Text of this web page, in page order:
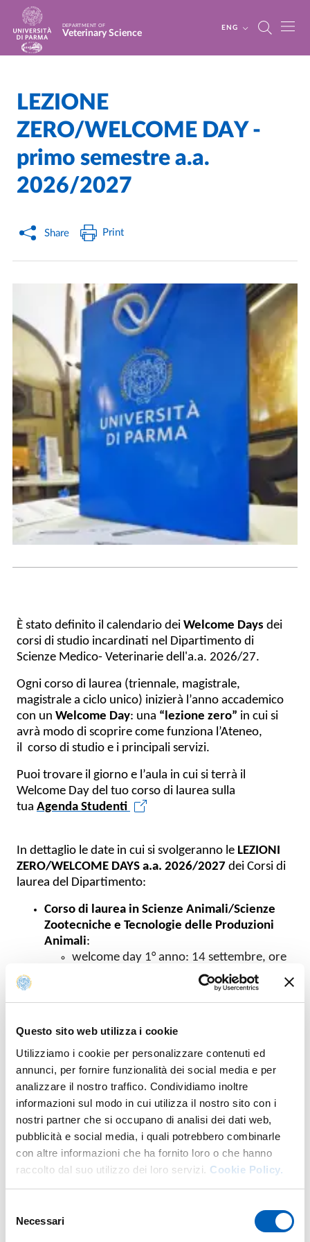
Questo sito web utilizza i cookie
Utilizziamo i cookie per personalizzare contenuti ed
annunci, per fornire funzionalità dei social media e per
analizzare il nostro traffico. Condividiamo inoltre
informazioni sul modo in cui utilizza il nostro sito con i
nostri partner che si occupano di analisi dei dati web,
pubblicità e social media, i quali potrebbero combinarle
con altre informazioni che ha fornito loro o che hanno
raccolto dal suo utilizzo dei loro servizi. Cookie Policy.
delNecessari
Skip to main content
Skip to footer
DEPARTMENT OF
Veterinary Science
ENG
Home /
/
LEZIONE
ZERO/WELCOME DAY -
primo semestre a.a.
2026/2027
Share Print
È stato definito il calendario dei Welcome Days dei
corsi di studio incardinati nel Dipartimento di
Scienze Medico- Veterinarie dell'a.a. 2026/27.
Ogni corso di laurea (triennale, magistrale,
magistrale a ciclo unico) inizierà l’anno accademico
con un Welcome Day: una “lezione zero” in cui si
avrà modo di scoprire come funziona l’Ateneo,
il corso di studio e i principali servizi.
Puoi trovare il giorno e l’aula in cui si terrà il
Welcome Day del tuo corso di laurea sulla
tua Agenda Studenti
In dettaglio le date in cui si svolgeranno le LEZIONI
ZERO/WELCOME DAYS a.a. 2026/2027 dei Corsi di
laurea del Dipartimento:
Corso di laurea in Scienze Animali/Scienze
Zootecniche e Tecnologie delle Produzioni
Animali:
welcome day 1° anno: 14 settembre, ore
8.30-11.30, aula D, Corso di Laurea in
Scienze Animali – Prof. Claudio Cipolat
Gotet
10.30-12.30, aula E,
Scienze Animali– Prof. Claudio Cipolat
Gotet
welcome day 3° anno: 23 settembre, ore
8.30-10.30, aula M, Corso di Laurea in
Scienze Zootecniche e Tecnologie delle
Produzioni Animali (tutti i curricula) –
Prof. Claudio Cipolat Gotet
Corso di laurea a orientamento
welcome day 1° anno: 14 settembre, ore
8.30-10.30, aula N- Prof. Mauro Conter